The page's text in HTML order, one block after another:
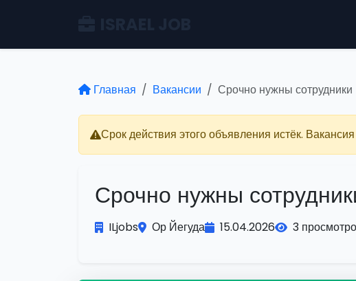
Главная Вакансии Срочно нужны сотрудники
Срок действия этого объявления истёк.
Срочно нужны
ILjobs Ор Йегуда 15.04.2026 3